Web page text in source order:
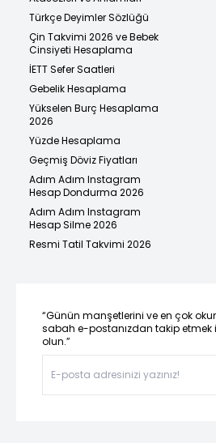
Türkçe Deyimler Sözlüğü
Çin Takvimi 2026 ve Bebek
Cinsiyeti Hesaplama
İETT Sefer Saatleri
Gebelik Hesaplama
Yükselen Burç Hesaplama
2026
Yüzde Hesaplama
Geçmiş Döviz Fiyatları
Adım Adım Instagram
Hesap Dondurma 2026
Adım Adım Instagram
Hesap Silme 2026
Resmi Tatil Takvimi 2026
“Günün manşetlerini ve en çok
sabah e-postanızdan takip etmek
olun.”